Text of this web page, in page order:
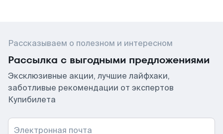
Рассказываем о полезном и интересном
Рассылка с выгодными предложениями
Эксклюзивные акции, лучшие лайфхаки,
заботливые рекомендации от экспертов
Купибилета
Электронная почта